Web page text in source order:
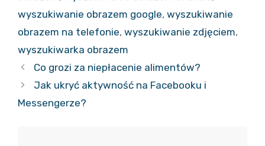
wyszukiwanie obrazem google, wyszukiwanie
obrazem na telefonie, wyszukiwanie zdjęciem,
wyszukiwarka obrazem
Co grozi za niepłacenie alimentów?
Jak ukryć aktywność na Facebooku i
Messengerze?